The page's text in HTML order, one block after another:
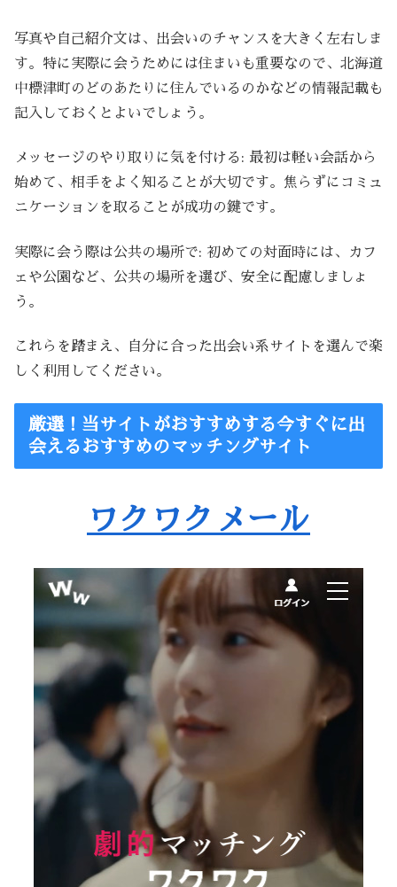
写真や自己紹介文は、出会いのチャンスを大きく左右しま
す。特に実際に会うためには住まいも重要なので、北海道
中標津町のどのあたりに住んでいるのかなどの情報記載も
記入しておくとよいでしょう。
メッセージのやり取りに気を付ける: 最初は軽い会話から
始めて、相手をよく知ることが大切です。焦らずにコミュ
ニケーションを取ることが成功の鍵です。
実際に会う際は公共の場所で: 初めての対面時には、カフ
ェや公園など、公共の場所を選び、安全に配慮しましょ
う。
これらを踏まえ、自分に合った出会い系サイトを選んで楽
しく利用してください。
厳選！当サイトがおすすめする今すぐに出
会えるおすすめのマッチングサイト
ワクワクメール